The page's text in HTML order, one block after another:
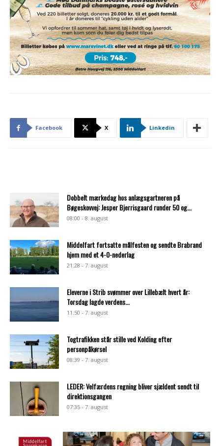
Facebook X Linkedin
Dobbelt mærkedag hos anlægsgartneren på
Bøgeskovvej: Jesper Bjerrisgaard runder 50 og...
08:00 - 8. august
Middelfart fortsatte målfesten og sendte Brabrand
hjem med et 4-0-nederlag
21:28 - 7. august
Eleverne i Strib svømmer over Lillebælt hvert år:
Torsdag lagde verdens...
11:50 - 7. august
Togtrafikken står stille ved Kolding efter
personpåkørsel
08:39 - 7. august
LEDER: Velfærdens regning bliver sjældent sendt til
direktionsgangen
07:35 - 7. august